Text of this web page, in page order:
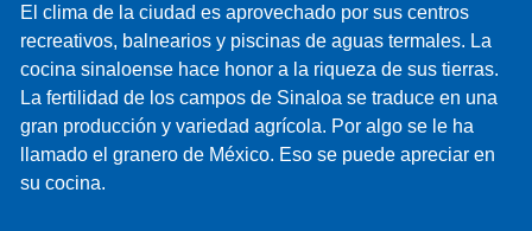
El clima de la ciudad es aprovechado por sus centros
recreativos, balnearios y piscinas de aguas termales. La
cocina sinaloense hace honor a la riqueza de sus tierras.
La fertilidad de los campos de Sinaloa se traduce en una
gran producción y variedad agrícola. Por algo se le ha
llamado el granero de México. Eso se puede apreciar en
su cocina.